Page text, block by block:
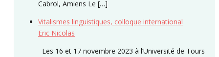
Cabrol, Amiens Le […]
Vitalismes linguistiques, colloque international
Eric Nicolas
Les 16 et 17 novembre 2023 à l’Université de Tours